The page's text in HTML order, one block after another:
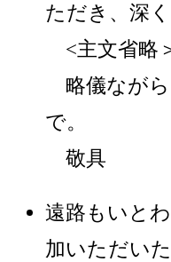
ただき、深
<主文省略
略儀ながら
で。
敬具
遠路もいと
加いただい